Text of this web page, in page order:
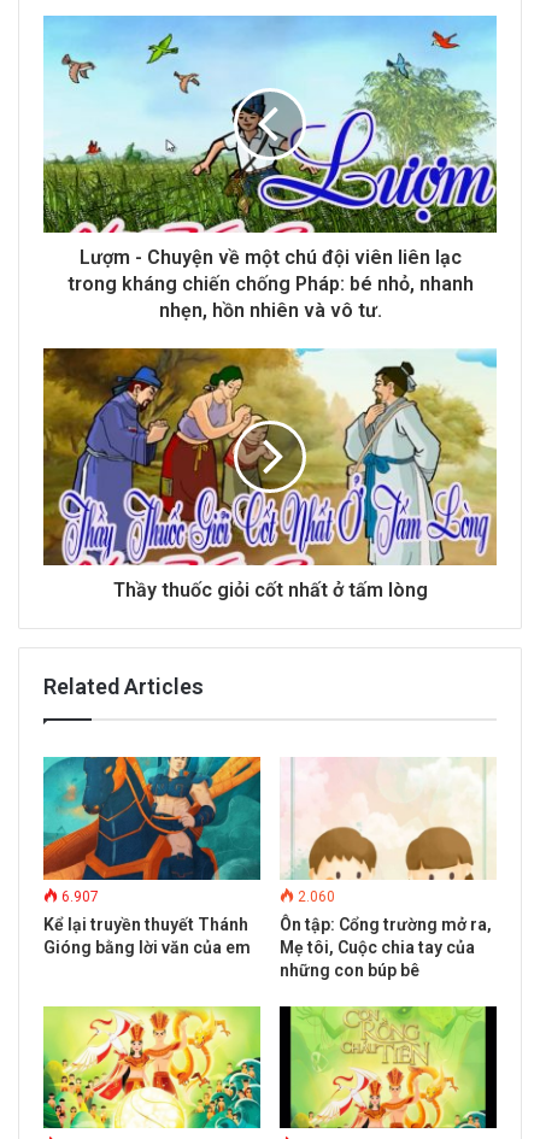
i
l
a
d
s
Lượm - Chuyện về một chú đội viên liên lạc
trong kháng chiến chống Pháp: bé nhỏ, nhanh
nhẹn, hồn nhiên và vô tư.
Thầy thuốc giỏi cốt nhất ở tấm lòng
Related Articles
6.907
Kể lại truyền thuyết Thánh
Gióng bằng lời văn của em
2.060
Ôn tập: Cổng trường mở ra,
Mẹ tôi, Cuộc chia tay của
những con búp bê